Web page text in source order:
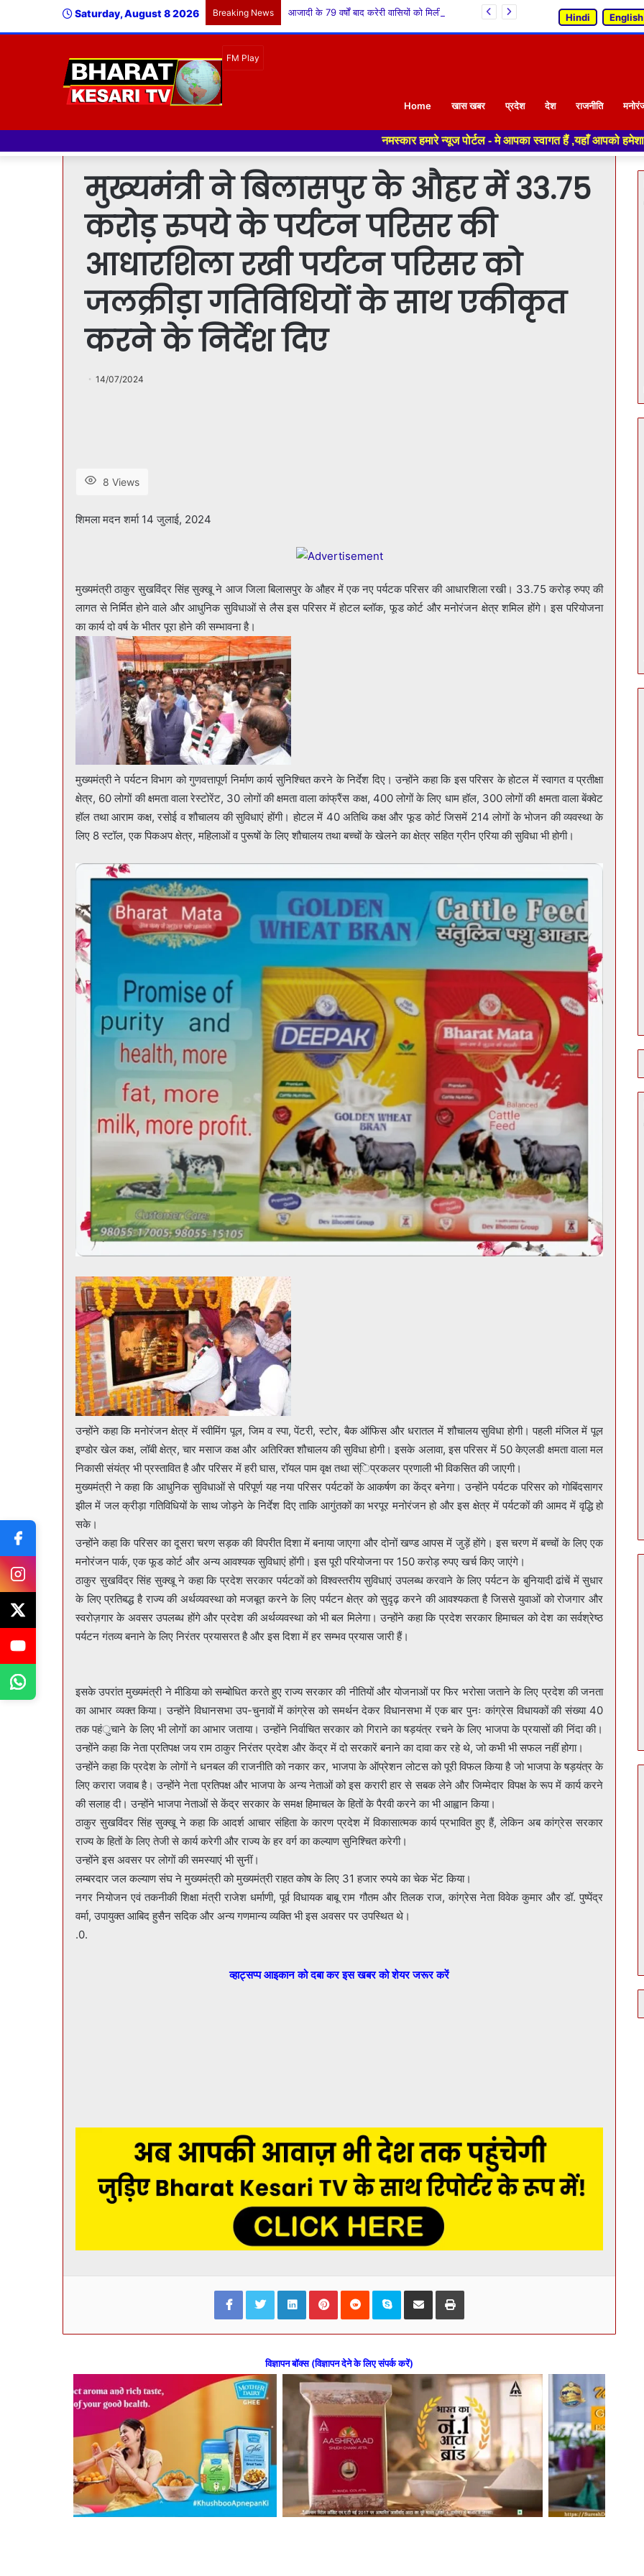
Saturday, August 8 2026 Breaking News Hindi English
Home खास खबर प्रदेश देश राजनीति
नमस्कार हमारे न्यूज पोर्टल - मे आपका स्वागत हैं ,यहाँ आपको हमेशा ताजा खबरों
मुख्यमंत्री ने बिलासपुर के औहर में 33.75
करोड़ रुपये के पर्यटन परिसर की
आधारशिला रखी पर्यटन परिसर को
जलक्रीड़ा गतिविधियों के साथ एकीकृत
करने के निर्देश दिए
14/07/2024
8 Views
शिमला मदन शर्मा 14 जुलाई, 2024
मुख्यमंत्री ठाकुर सुखविंद्र सिंह सुक्खू ने आज जिला बिलासपुर के औहर में एक नए पर्यटक परिसर की आधारशिला रखी। 33.75 करोड़ रुपए की
लागत से निर्मित होने वाले और आधुनिक सुविधाओं से लैस इस परिसर में होटल ब्लॉक, फूड कोर्ट और मनोरंजन क्षेत्र शमिल होंगे। इस परियोजना
का कार्य दो वर्ष के भीतर पूरा होने की सम्भावना है।
मुख्यमंत्री ने पर्यटन विभाग को गुणवत्तापूर्ण निर्माण कार्य सुनिश्चित करने के निर्देश दिए। उन्होंने कहा कि इस परिसर के होटल में स्वागत व प्रतीक्षा
क्षेत्र, 60 लोगों की क्षमता वाला रेस्टोरेंट, 30 लोगों की क्षमता वाला कांफ्रैंस कक्ष, 400 लोगों के लिए धाम हॉल, 300 लोगों की क्षमता वाला बेंक्वेट
हॉल तथा आराम कक्ष, रसोई व शौचालय की सुविधाएं होंगी। होटल में 40 अतिथि कक्ष और फूड कोर्ट जिसमें 214 लोगों के भोजन की व्यवस्था के
लिए 8 स्टॉल, एक पिकअप क्षेत्र, महिलाओं व पुरूषों के लिए शौचालय तथा बच्चों के खेलने का क्षेत्र सहित ग्रीन एरिया की सुविधा भी होगी।
उन्होंने कहा कि मनोरंजन क्षेत्र में स्वीमिंग पूल, जिम व स्पा, पेंटरी, स्टोर, बैक ऑफिस और धरातल में शौचालय सुविधा होगी। पहली मंजिल में पूल
इण्डोर खेल कक्ष, लॉबी क्षेत्र, चार मसाज कक्ष और अतिरिक्त शौचालय की सुविधा होगी। इसके अलावा, इस परिसर में 50 केएलडी क्षमता वाला मल
निकासी संयंत्र भी प्रस्तावित है और परिसर में हरी घास, रॉयल पाम वृक्ष तथा स्ंिप्रकलर प्रणाली भी विकसित की जाएगी।
मुख्यमंत्री ने कहा कि आधुनिक सुविधाओं से परिपूर्ण यह नया परिसर पर्यटकों के आकर्षण का केंद्र बनेगा। उन्होंने पर्यटक परिसर को गोबिंदसागर
झील में जल क्रीड़ा गतिविधियों के साथ जोड़ने के निर्देश दिए ताकि आगुंतकों का भरपूर मनोरंजन हो और इस क्षेत्र में पर्यटकों की आमद में वृद्धि हो
सके।
उन्होंने कहा कि परिसर का दूसरा चरण सड़क की विपरीत दिशा में बनाया जाएगा और दोनों खण्ड आपस में जुड़ें होंगे। इस चरण में बच्चों के लिए एक
मनोरंजन पार्क, एक फूड कोर्ट और अन्य आवश्यक सुविधाएं होंगी। इस पूरी परियोजना पर 150 करोड़ रुपए खर्च किए जाएंगे।
ठाकुर सुखविंद्र सिंह सुक्खू ने कहा कि प्रदेश सरकार पर्यटकों को विश्वस्तरीय सुविधाएं उपलब्ध करवाने के लिए पर्यटन के बुनियादी ढांचें में सुधार
के लिए प्रतिबद्ध है राज्य की अर्थव्यवस्था को मजबूत करने के लिए पर्यटन क्षेत्र को सुदृढ़ करने की आवश्यकता है जिससे युवाओं को रोजगार और
स्वरोज़गार के अवसर उपलब्ध होंगे और प्रदेश की अर्थव्यवस्था को भी बल मिलेगा। उन्होंने कहा कि प्रदेश सरकार हिमाचल को देश का सर्वश्रेष्ठ
पर्यटन गंतव्य बनाने के लिए निरंतर प्रयासरत है और इस दिशा में हर सम्भव प्रयास जारी हैं।
इसके उपरांत मुख्यमंत्री ने मीडिया को सम्बोधित करते हुए राज्य सरकार की नीतियों और योजनाओं पर फिर भरोसा जताने के लिए प्रदेश की जनता
का आभार व्यक्त किया। उन्होंने विधानसभा उप-चुनावों में कांग्रेस को समर्थन देकर विधानसभा में एक बार पुनः कांग्रेस विधायकों की संख्या 40
तक पहंुचाने के लिए भी लोगों का आभार जताया। उन्होंने निर्वाचित सरकार को गिराने का षड़यंत्र रचने के लिए भाजपा के प्रयासों की निंदा की।
उन्होंने कहा कि नेता प्रतिपक्ष जय राम ठाकुर निरंतर प्रदेश और केंद्र में दो सरकारें बनाने का दावा कर रहे थे, जो कभी भी सफल नहीं होगा।
उन्होंने कहा कि प्रदेश के लोगों ने धनबल की राजनीति को नकार कर, भाजपा के ऑप्रेशन लोटस को पूरी विफल किया है जो भाजपा के षड़यंत्र के
लिए करारा जवाब है। उन्होंने नेता प्रतिपक्ष और भाजपा के अन्य नेताओं को इस करारी हार से सबक लेने और जिम्मेदार विपक्ष के रूप में कार्य करने
की सलाह दी। उन्होंने भाजपा नेताओं से केंद्र सरकार के समक्ष हिमाचल के हितों के पैरवी करने का भी आह्वान किया।
ठाकुर सुखविंदर सिंह सुक्खू ने कहा कि आदर्श आचार संहिता के कारण प्रदेश में विकासात्मक कार्य प्रभावित हुए हैं, लेकिन अब कांग्रेस सरकार
राज्य के हितों के लिए तेजी से कार्य करेगी और राज्य के हर वर्ग का कल्याण सुनिश्चित करेगी।
उन्होंने इस अवसर पर लोगों की समस्याएं भी सुनीं।
लम्बरदार जल कल्याण संघ ने मुख्यमंत्री को मुख्यमंत्री राहत कोष के लिए 31 हजार रुपये का चेक भेंट किया।
नगर नियोजन एवं तकनीकी शिक्षा मंत्री राजेश धर्माणी, पूर्व विधायक बाबू राम गौतम और तिलक राज, कांग्रेस नेता विवेक कुमार और डॉ. पुष्पेंद्र
वर्मा, उपायुक्त आबिद हुसैन सदिक और अन्य गणमान्य व्यक्ति भी इस अवसर पर उपस्थित थे।
.0.
व्हाट्सप्प आइकान को दबा कर इस खबर को शेयर जरूर करें
FacebookTwitterLinkedInPinterestReddit Skype Share via Email Print
विज्ञापन बॉक्स (विज्ञापन देने के लिए संपर्क करें)